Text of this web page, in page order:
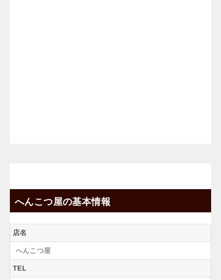
へんこつ屋の基本情報
店名
へんこつ屋
TEL